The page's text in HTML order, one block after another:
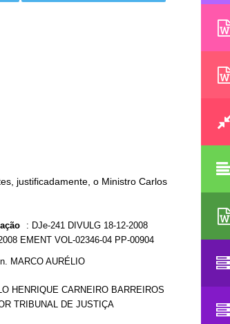
justificadamente, o Ministro Carlos
: DJe-241 DIVULG 18-12-2008
EMENT VOL-02346-04 PP-00904
MARCO AURÉLIO
HENRIQUE CARNEIRO BARREIROS
TRIBUNAL DE JUSTIÇA